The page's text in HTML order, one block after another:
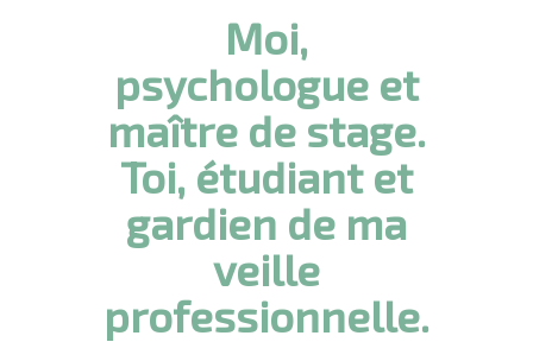
Moi,
psychologue et
maître de stage.
Toi, étudiant et
gardien de ma
veille
professionnelle.